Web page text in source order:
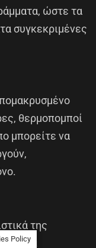
ώστε τα
συγκεκριμένες
θερμοπομποί
μπορείτε να
της
Για
Policy